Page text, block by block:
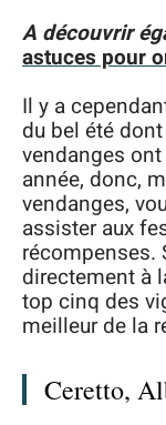
A découvrir
astuces pour
Il y a
du bel été
vendanges
année, donc,
vendanges,
assister aux
récompenses.
directement à
top cinq des
meilleur de la
Ceretto,